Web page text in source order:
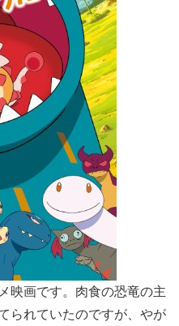
映画です。肉食の恐竜の主
られていたのですが、やが